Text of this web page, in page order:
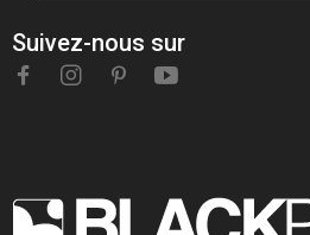
Suivez-nous sur